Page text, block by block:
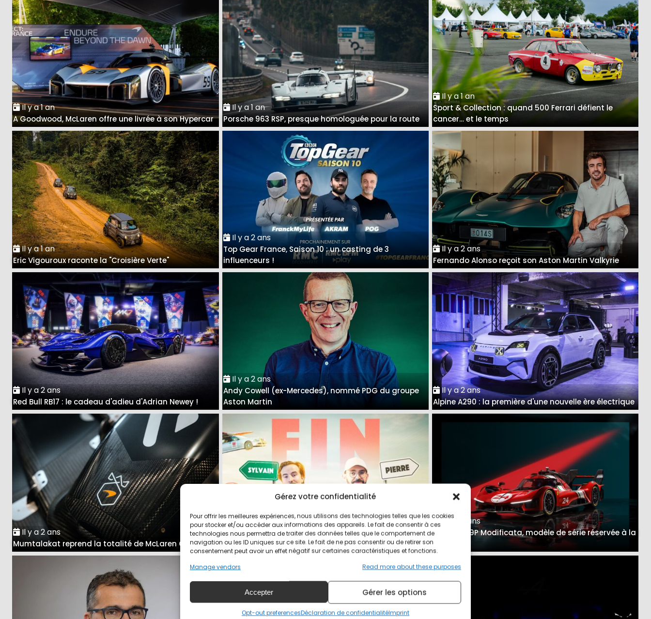
Gérez votre confidentialité
Pour offrir les meilleures expériences, nous utilisons des technologies telles que les cookies
pour stocker et/ou accéder aux informations des appareils. Le fait de consentir à ces
technologies nous permettra de traiter des données telles que le comportement de
navigation ou les ID uniques sur ce site. Le fait de ne pas consentir ou de retirer son
consentement peut avoir un effet négatif sur certaines caractéristiques et fonctions.
Manage vendors
Read more about these purposes
Accepter Gérer les options
Opt-out preferencesDéclaration de confidentialitéImprint
Il y a 1 an
A Goodwood, McLaren offre une livrée à son Hypercar
Il y a 1 an
Porsche 963 RSP, presque homologuée pour la route
Il y a 1 an
Sport & Collection : quand 500 Ferrari défient le
cancer… et le temps
Il y a 1 an
Eric Vigouroux raconte la "Croisière Verte"
Il y a 2 ans
Top Gear France, Saison 10 : un casting de 3
influenceurs !
Il y a 2 ans
Fernando Alonso reçoit son Aston Martin Valkyrie
Il y a 2 ans
Red Bull RB17 : le cadeau d'adieu d'Adrian Newey !
Il y a 2 ans
Andy Cowell (ex-Mercedes), nommé PDG du groupe
Aston Martin
Il y a 2 ans
Alpine A290 : la première d'une nouvelle ère électrique
Il y a 2 ans
Mumtalakat reprend la totalité de McLaren Group
Il y a 3 ans
Pierre et Sylvain arrêtent l'aventure Vilebrequin sur
YouTube
Il y a 3 ans
Ferrari 499P Modificata, modèle de série réservée à la
piste